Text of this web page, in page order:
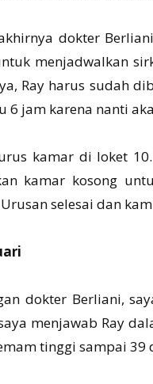
dokter
menjadwalkan
Ray harus sudah
6 jam karena nanti
kamar di loket
kamar kosong
Urusan selesai dan
dokter Berliani,
menjawab Ray
tinggi sampai 39